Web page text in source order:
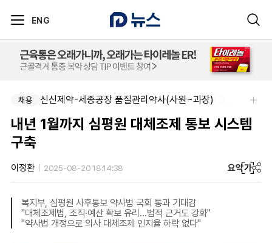
ENG
채용
채용 신신제약-세종공장 품질관리약사(사원~과장)
내년 1월까지 심평원 대체조제 통보 시스템
구축
이정환 2025-08-20 18:14:38 요약가
복지부, 심평원 사후통보 약사법 국회 통과 기대감
"대체조제법, 조직·예산 확보 유리…법적 근거도 강화"
"약사법 개정으로 의사 대체조제 인지율 하락 없다"